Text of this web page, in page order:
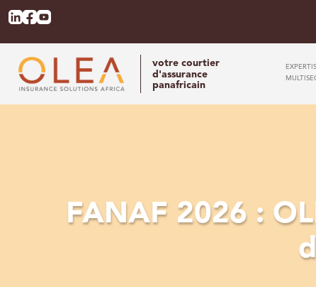
votre courtier
d'assurance
panafricain
FANAF 2026 :